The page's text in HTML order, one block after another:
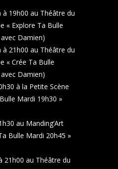
à 19h00 au Théâtre du
« Explore Ta Bulle
Damien)
à 21h00 au Théâtre du
« Crée Ta Bulle
Damien)
à la Petite Scène
Mardi 19h30 »
au Manding’Art
Bulle Mardi 20h45 »
21h00 au Théâtre du